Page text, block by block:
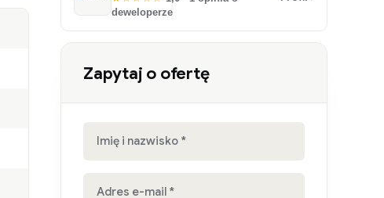
deweloperze
Zapytaj o ofertę